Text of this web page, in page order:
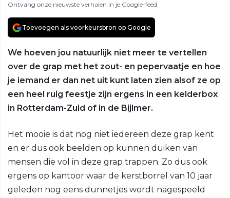
Ontvang onze nieuwste verhalen in je Google-feed
Toevoegen als voorkeursbron op Google
We hoeven jou natuurlijk niet meer te vertellen
over de grap met het zout- en pepervaatje en hoe
je iemand er dan net uit kunt laten zien alsof ze op
een heel ruig feestje zijn ergens in een kelderbox
in Rotterdam-Zuid of in de Bijlmer.
Het mooie is dat nog niet iedereen deze grap kent
en er dus ook beelden op kunnen duiken van
mensen die vol in deze grap trappen. Zo dus ook
ergens op kantoor waar de kerstborrel van 10 jaar
geleden nog eens dunnetjes wordt nagespeeld